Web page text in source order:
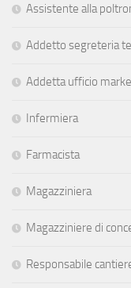
Assistente alla
Addetto segreteria
Addetta ufficio
Infermiera
Farmacista
Magazziniera
Magazziniere di
Responsabile